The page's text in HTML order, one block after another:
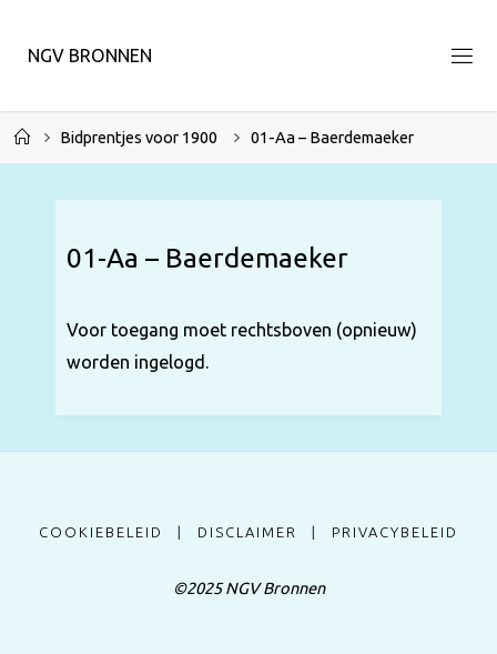
naar
inhoud
NGV BRONNEN
HomeBidprentjes voor 1900 01-Aa – Baerdemaeker
01-Aa – Baerdemaeker
Voor toegang moet rechtsboven (opnieuw)
worden ingelogd.
COOKIEBELEID | DISCLAIMER | PRIVACYBELEID
©2025 NGV Bronnen